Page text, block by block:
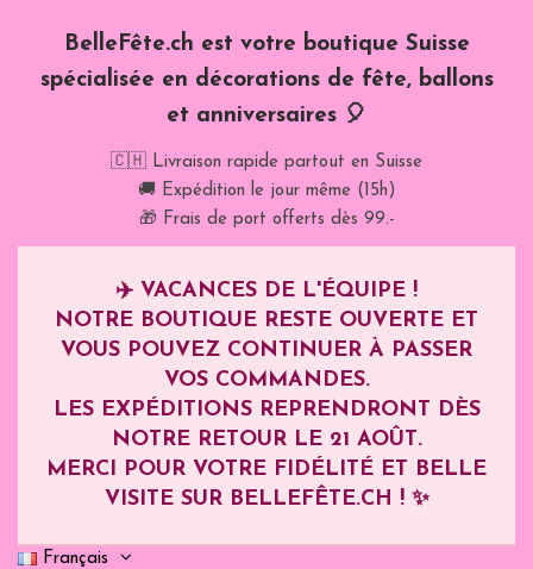
BelleFête.ch est votre boutique Suisse
spécialisée en décorations de fête, ballons
et anniversaires 🎈
🇨🇭 Livraison rapide partout en Suisse
🚚 Expédition le jour même (15h)
🎁 Frais de port offerts dès 99.-
✈️ VACANCES DE L'ÉQUIPE !
NOTRE BOUTIQUE RESTE OUVERTE ET
VOUS POUVEZ CONTINUER À PASSER
VOS COMMANDES.
LES EXPÉDITIONS REPRENDRONT DÈS
NOTRE RETOUR LE 21 AOÛT.
MERCI POUR VOTRE FIDÉLITÉ ET BELLE
VISITE SUR BELLEFÊTE.CH ! ✨
Français